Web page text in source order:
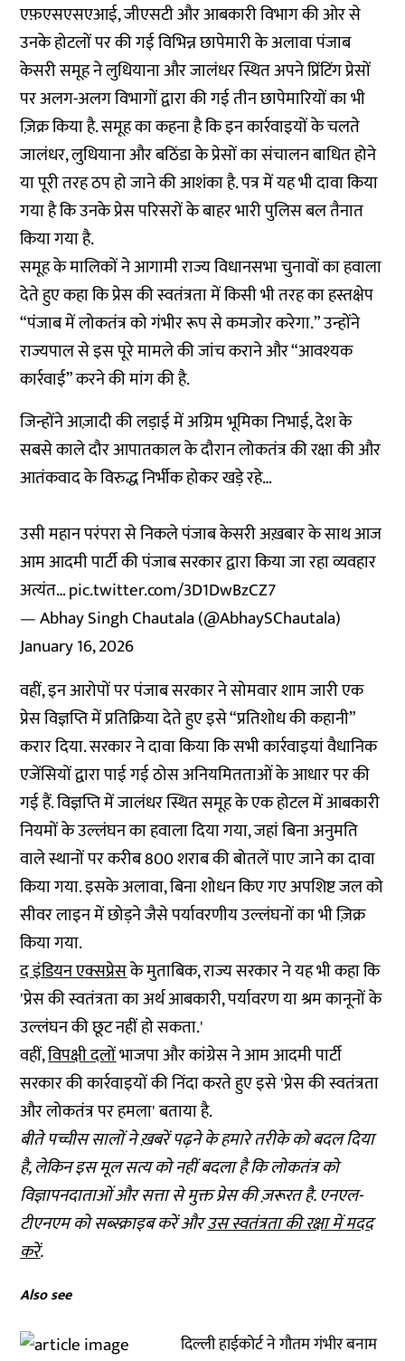
एफ़एसएसएआई, जीएसटी और आबकारी विभाग की ओर से
उनके होटलों पर की गई विभिन्न छापेमारी के अलावा पंजाब
केसरी समूह ने लुधियाना और जालंधर स्थित अपने प्रिंटिंग प्रेसों
पर अलग-अलग विभागों द्वारा की गई तीन छापेमारियों का भी
ज़िक्र किया है. समूह का कहना है कि इन कार्रवाइयों के चलते
जालंधर, लुधियाना और बठिंडा के प्रेसों का संचालन बाधित होने
या पूरी तरह ठप हो जाने की आशंका है. पत्र में यह भी दावा किया
गया है कि उनके प्रेस परिसरों के बाहर भारी पुलिस बल तैनात
किया गया है.
समूह के मालिकों ने आगामी राज्य विधानसभा चुनावों का हवाला
देते हुए कहा कि प्रेस की स्वतंत्रता में किसी भी तरह का हस्तक्षेप
“पंजाब में लोकतंत्र को गंभीर रूप से कमजोर करेगा.” उन्होंने
राज्यपाल से इस पूरे मामले की जांच कराने और “आवश्यक
कार्रवाई” करने की मांग की है.
जिन्होंने आज़ादी की लड़ाई में अग्रिम भूमिका निभाई, देश के
सबसे काले दौर आपातकाल के दौरान लोकतंत्र की रक्षा की और
आतंकवाद के विरुद्ध निर्भीक होकर खड़े रहे…
उसी महान परंपरा से निकले पंजाब केसरी अख़बार के साथ आज
आम आदमी पार्टी की पंजाब सरकार द्वारा किया जा रहा व्यवहार
अत्यंत…pic.twitter.com/3D1DwBzCZ7
— Abhay Singh Chautala (@AbhaySChautala)
January 16, 2026
वहीं, इन आरोपों पर पंजाब सरकार ने सोमवार शाम जारी एक
प्रेस विज्ञप्ति में प्रतिक्रिया देते हुए इसे “प्रतिशोध की कहानी”
करार दिया. सरकार ने दावा किया कि सभी कार्रवाइयां वैधानिक
एजेंसियों द्वारा पाई गई ठोस अनियमितताओं के आधार पर की
गई हैं. विज्ञप्ति में जालंधर स्थित समूह के एक होटल में आबकारी
नियमों के उल्लंघन का हवाला दिया गया, जहां बिना अनुमति
वाले स्थानों पर करीब 800 शराब की बोतलें पाए जाने का दावा
किया गया. इसके अलावा, बिना शोधन किए गए अपशिष्ट जल को
सीवर लाइन में छोड़ने जैसे पर्यावरणीय उल्लंघनों का भी ज़िक्र
किया गया.
द इंडियन एक्सप्रेसके मुताबिक, राज्य सरकार ने यह भी कहा कि
'प्रेस की स्वतंत्रता का अर्थ आबकारी, पर्यावरण या श्रम कानूनों के
उल्लंघन की छूट नहीं हो सकता.'
वहीं,विपक्षी दलोंभाजपा और कांग्रेस ने आम आदमी पार्टी
सरकार की कार्रवाइयों की निंदा करते हुए इसे 'प्रेस की स्वतंत्रता
और लोकतंत्र पर हमला' बताया है.
बीते पच्चीस सालों ने ख़बरें पढ़ने के हमारे तरीके को बदल दिया
है, लेकिन इस मूल सत्य को नहीं बदला है कि लोकतंत्र को
विज्ञापनदाताओं और सत्ता से मुक्त प्रेस की ज़रूरत है. एनएल-
टीएनएम को सब्स्क्राइब करें औरउस स्वतंत्रता की रक्षा में मदद
करें.
Also see
दिल्ली हाईकोर्ट ने गौतम गंभीर बनाम